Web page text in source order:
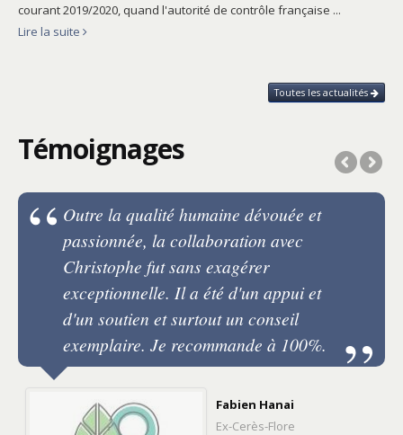
courant 2019/2020, quand l'autorité de contrôle française ...
Lire la suite
Toutes les actualités
Témoignages
Outre la qualité humaine dévouée et
passionnée, la collaboration avec
Christophe fut sans exagérer
exceptionnelle. Il a été d'un appui et
d'un soutien et surtout un conseil
exemplaire. Je recommande à 100%.
Fabien Hanai
Ex-Cerès-Flore